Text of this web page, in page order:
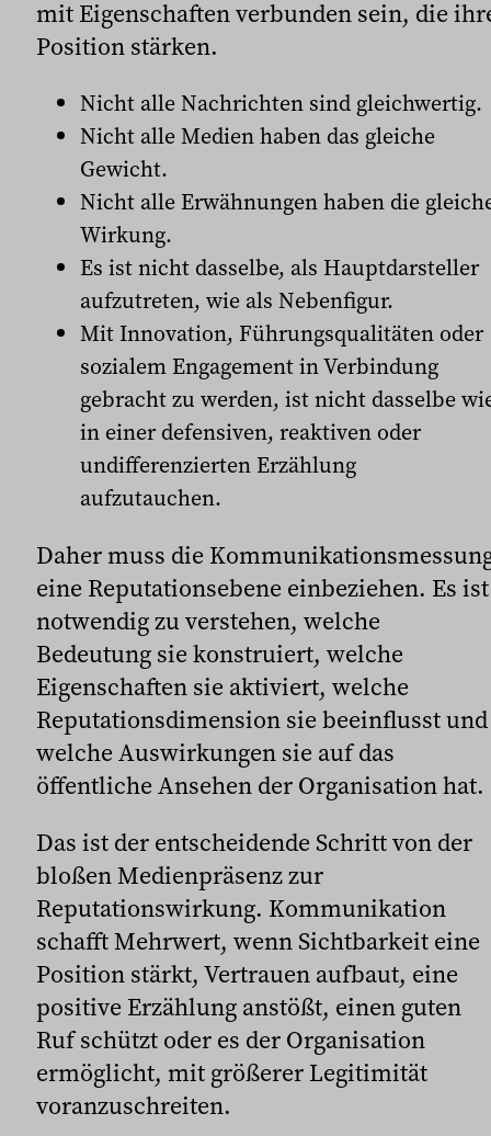
mit Eigenschaften verbunden sein, die
Position stärken.
Nicht alle Nachrichten sind gleichwertig.
Nicht alle Medien haben das gleiche
Gewicht.
Nicht alle Erwähnungen haben die
Wirkung.
Es ist nicht dasselbe, als Hauptdarsteller
aufzutreten, wie als Nebenfigur.
Mit Innovation, Führungsqualitäten oder
sozialem Engagement in Verbindung
gebracht zu werden, ist nicht dasselbe
in einer defensiven, reaktiven oder
undifferenzierten Erzählung
aufzutauchen.
Daher muss die
eine Reputationsebene einbeziehen. Es ist
notwendig zu verstehen, welche
Bedeutung sie konstruiert, welche
Eigenschaften sie aktiviert, welche
Reputationsdimension sie beeinflusst und
welche Auswirkungen sie auf das
öffentliche Ansehen der Organisation hat.
Das ist der entscheidende Schritt von der
bloßen Medienpräsenz zur
Reputationswirkung. Kommunikation
schafft Mehrwert, wenn Sichtbarkeit eine
Position stärkt, Vertrauen aufbaut, eine
positive Erzählung anstößt, einen guten
Ruf schützt oder es der Organisation
ermöglicht, mit größerer Legitimität
voranzuschreiten.